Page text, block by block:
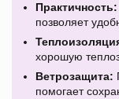
Практичность:
позволяет
хорошую
Ветрозащита:
помогает